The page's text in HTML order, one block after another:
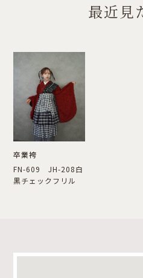
最近見
卒業袴
FN-609 JH-208白
黒チェックフリル